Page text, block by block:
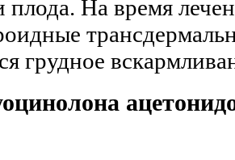
плода. На время
грудное